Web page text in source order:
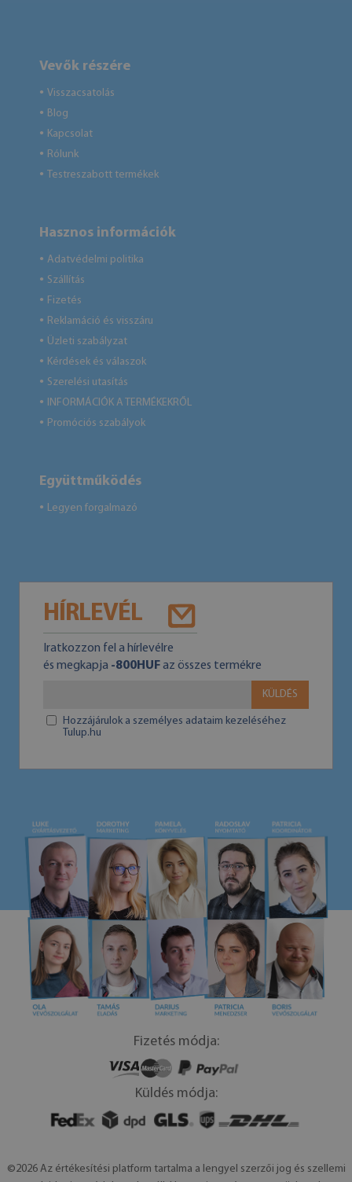
Vevők részére
● Visszacsatolás
● Blog
● Kapcsolat
● Rólunk
● Testreszabott termékek
Hasznos információk
● Adatvédelmi politika
● Szállítás
● Fizetés
● Reklamáció és visszáru
● Üzleti szabályzat
● Kérdések és válaszok
● Szerelési utasítás
● INFORMÁCIÓK A TERMÉKEKRŐL
● Promóciós szabályok
Együttműködés
● Legyen forgalmazó
HÍRLEVÉL
Iratkozzon fel a hírlevélre
és megkapja -800HUFaz összes termékre
KÜLDÉS
Hozzájárulok a személyes adataim kezeléséhez
Tulup.hu
Fizetés módja:
Küldés módja:
©2026 Az értékesítési platform tartalma a lengyel szerzői jog és szellemi